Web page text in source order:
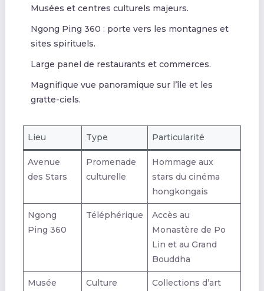
Musées et centres culturels majeurs.
Ngong Ping 360 : porte vers les montagnes et
sites spirituels.
Large panel de restaurants et commerces.
Magnifique vue panoramique sur l’île et les
gratte-ciels.
Lieu Type Particularité
Avenue
des Stars
Promenade
culturelle
Hommage aux
stars du cinéma
hongkongais
Ngong
Ping 360
Téléphérique
Accès au
Monastère de Po
Lin et au Grand
Bouddha
Musée
Culture
Collections d’art